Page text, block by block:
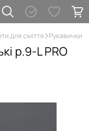
для сміття Рукавички
р.9-L PRO